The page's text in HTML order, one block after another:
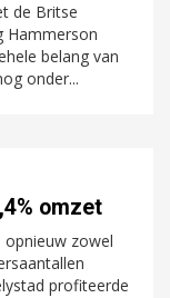
de Britse
Hammerson
belang van
onder...
omzet
opnieuw zowel
profiteerde